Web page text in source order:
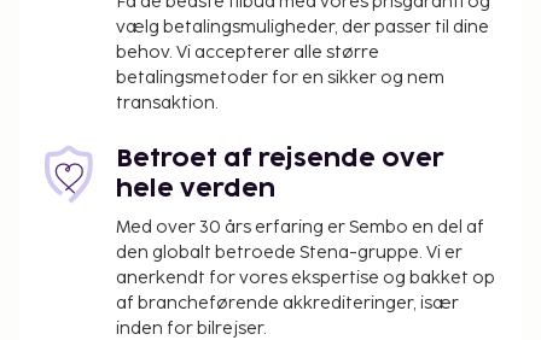
gratis selvstændig parkering findes desuden på
stedet. Forkæl dig selv med massage og
ansigtsbehandlinger. Du vil helt sikkert værdsætte
de rekreative faciliteter, herunder 3 udendørs
swimmingpools og en udendørs tennisbane. Andre
faciliteter på dette hotel inkluderer gratis trådløs
internetadgang, babysitning (tillægsgebyr) og
frisørsalon. Har du lyst til frokost eller aftensmad,
kan du tage forbi Melasti, en restaurant, som
specialiserer sig indenfor lokale retter. Du kan også
spise på stedets kaffebar/café eller blive på
vælg betalingsmuligheder, der passer til dine
behov. Vi accepterer alle større
betalingsmetoder for en sikker og nem
transaktion.
Betroet af rejsende over
hele verden
Med over 30 års erfaring er Sembo en del af
den globalt betroede Stena-gruppe. Vi er
anerkendt for vores ekspertise og bakket op
af brancheførende akkrediteringer, især
inden for bilrejser.